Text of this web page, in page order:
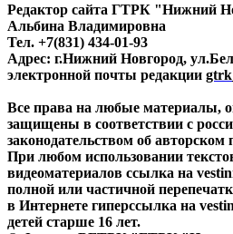
Редактор сайта ГТРК "Нижний
Альбина Владимировна
Тел. +7(831) 434-01-93
Адрес: г.Нижний Новгород,
электронной почты редакции
Все права на любые материалы,
защищены в соответствии с
законодательством об
При любом использовании
видеоматериалов ссылка на
полной или частичной
в Интернете гиперссылка на
детей старше 16 лет.